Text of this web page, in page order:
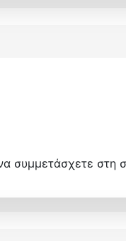
συμμετάσχετε στη